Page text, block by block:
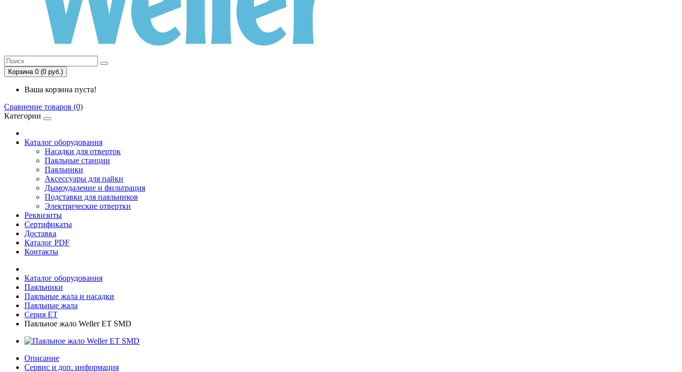
Корзина 0 (0 руб.)
Ваша корзина пуста!
Сравнение товаров (0)
Категории
Каталог оборудования
Насадки для отверток
Паяльные станции
Паяльники
Аксессуары для пайки
Дымоудаление и фильтрация
Подставки для паяльников
Электрические отвертки
Реквизиты
Сертификаты
Доставка
Каталог PDF
Контакты
Каталог оборудования
Паяльники
Паяльные жала и насадки
Паяльные жала
Серия ET
Паяльное жало Weller ET SMD
Описание
Сервис и доп. информация